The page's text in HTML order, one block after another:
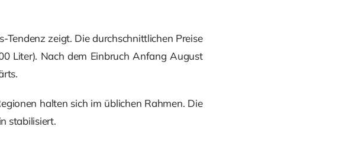
zeigt. Die durchschnittlichen Preise
Liter). Nach dem Einbruch Anfang August
halten sich im üblichen Rahmen. Die
stabilisiert.